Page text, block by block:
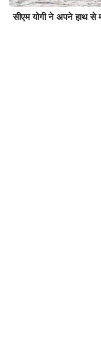
सीएम योगी ने अपने हाथ से